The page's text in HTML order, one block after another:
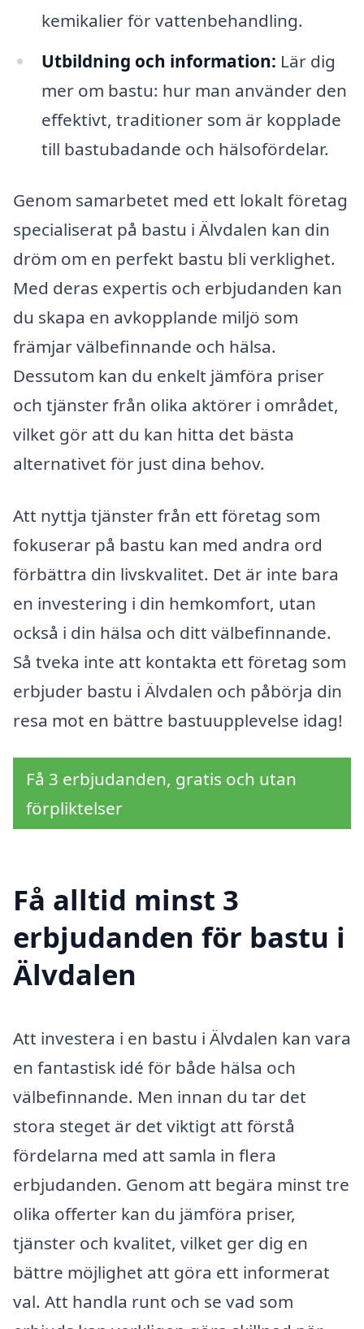
kemikalier för vattenbehandling.
Utbildning och information: Lär dig
mer om bastu: hur man använder den
effektivt, traditioner som är kopplade
till bastubadande och hälsofördelar.
Genom samarbetet med ett lokalt företag
specialiserat på bastu i Älvdalen kan din
dröm om en perfekt bastu bli verklighet.
Med deras expertis och erbjudanden kan
du skapa en avkopplande miljö som
främjar välbefinnande och hälsa.
Dessutom kan du enkelt jämföra priser
och tjänster från olika aktörer i området,
vilket gör att du kan hitta det bästa
alternativet för just dina behov.
Att nyttja tjänster från ett företag som
fokuserar på bastu kan med andra ord
förbättra din livskvalitet. Det är inte bara
en investering i din hemkomfort, utan
också i din hälsa och ditt välbefinnande.
Så tveka inte att kontakta ett företag som
erbjuder bastu i Älvdalen och påbörja din
resa mot en bättre bastuupplevelse idag!
Få 3 erbjudanden, gratis och utan
förpliktelser
Få alltid minst 3
erbjudanden för bastu i
Älvdalen
Att investera i en bastu i Älvdalen kan vara
en fantastisk idé för både hälsa och
välbefinnande. Men innan du tar det
stora steget är det viktigt att förstå
fördelarna med att samla in flera
erbjudanden. Genom att begära minst tre
olika offerter kan du jämföra priser,
tjänster och kvalitet, vilket ger dig en
bättre möjlighet att göra ett informerat
val. Att handla runt och se vad som